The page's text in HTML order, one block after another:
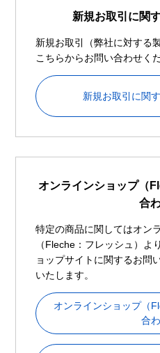
新規お取引に関
新規お取引（弊社に対する
こちらからお問い合わせく
新規お取引に関
オンラインショップ（
合
特定の商品に関してはオン
（Fleche：フレッシュ）よ
ョップサイトに関するお問
いたします。
オンラインショップ（
合